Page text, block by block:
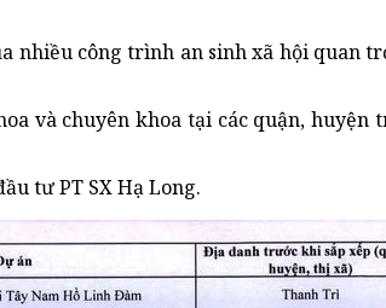
nhiều công trình an sinh xã hội quan
và chuyên khoa tại các quận, huyện
tư PT SX Hạ Long.